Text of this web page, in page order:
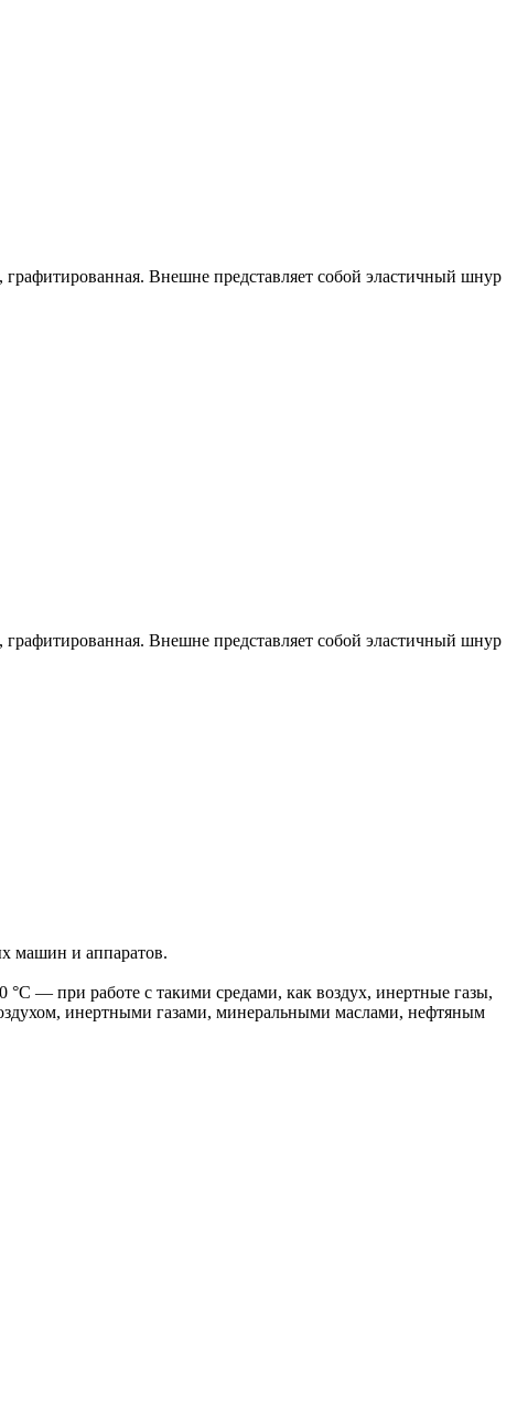
Внешне представляет собой эластичный шнур
Внешне представляет собой эластичный шнур
машин и аппаратов.
— при работе с такими средами, как воздух, инертные газы,
инертными газами, минеральными маслами, нефтяным